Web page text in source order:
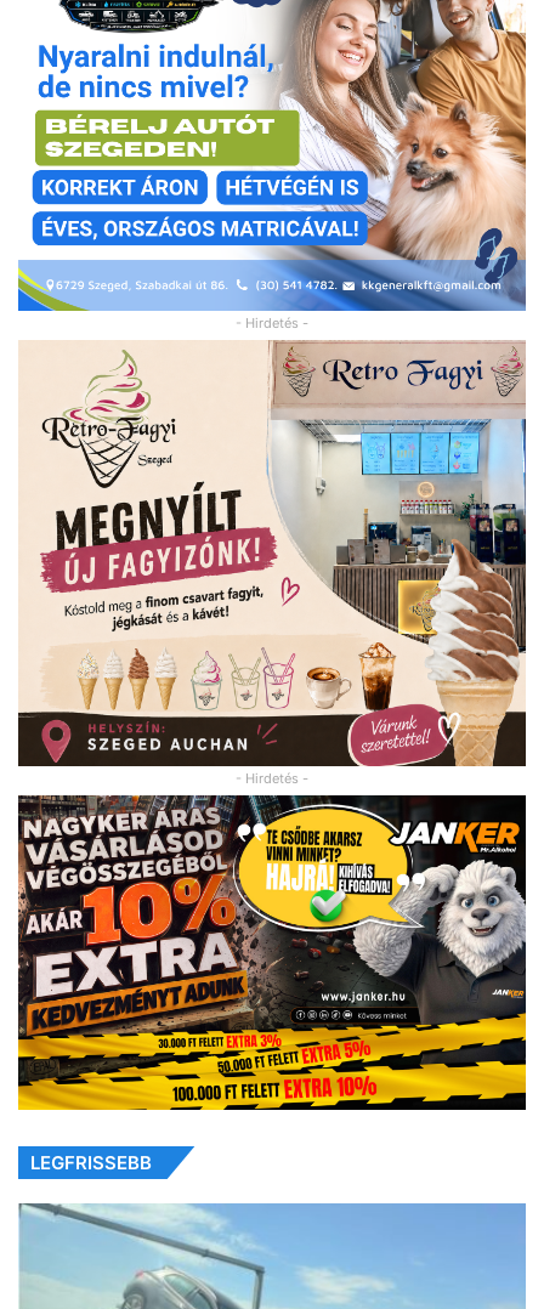
- Hirdetés -
- Hirdetés -
LEGFRISSEBB